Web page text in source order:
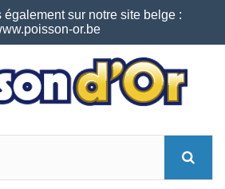
également sur notre site belge :
or.be